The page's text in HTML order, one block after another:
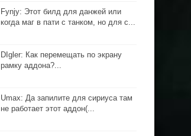
Fynjy: Этот билд для данжей или
когда маг в пати с танком, но для с...
DIgler: Как перемещать по экрану
рамку аддона?...
Umax: Да запилите для сириуса там
не работает этот аддон(...